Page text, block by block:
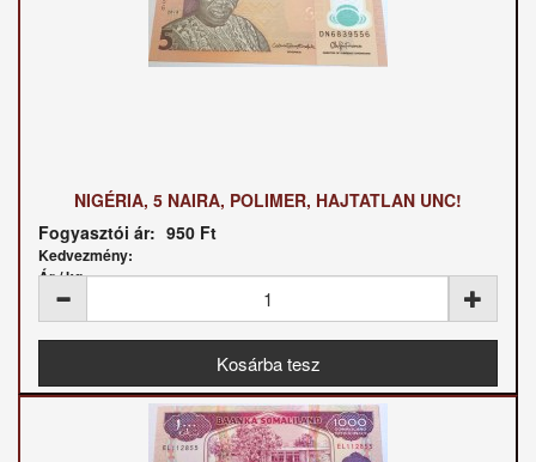
NIGÉRIA, 5 NAIRA, POLIMER, HAJTATLAN UNC!
Fogyasztói ár: 950 Ft
Kedvezmény:
Ár / kg: